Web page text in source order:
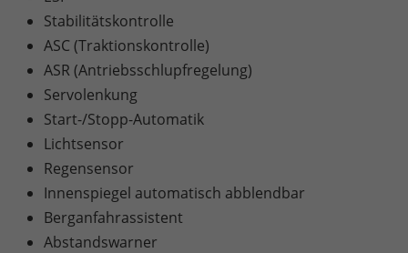
Stabilitätskontrolle
ASC (Traktionskontrolle)
ASR (Antriebsschlupfregelung)
Servolenkung
Start-/Stopp-Automatik
Lichtsensor
Regensensor
Innenspiegel automatisch abblendbar
Berganfahrassistent
Abstandswarner